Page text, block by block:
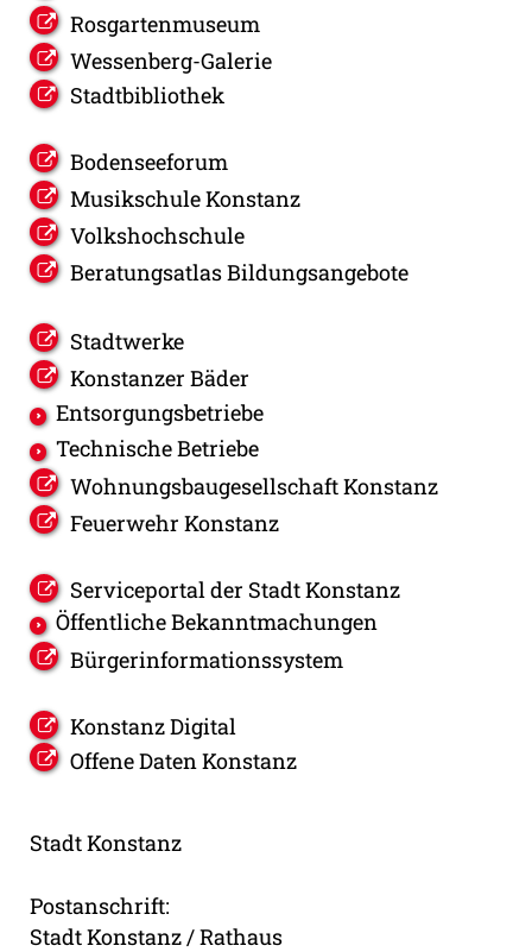
Rosgartenmuseum
Wessenberg-Galerie
Stadtbibliothek
Bodenseeforum
Musikschule Konstanz
Volkshochschule
Beratungsatlas Bildungsangebote
Stadtwerke
Konstanzer Bäder
Entsorgungsbetriebe
Technische Betriebe
Wohnungsbaugesellschaft Konstanz
Feuerwehr Konstanz
Serviceportal der Stadt Konstanz
Öffentliche Bekanntmachungen
Bürgerinformationssystem
Konstanz Digital
Offene Daten Konstanz
Stadt Konstanz
Postanschrift:
Stadt Konstanz / Rathaus